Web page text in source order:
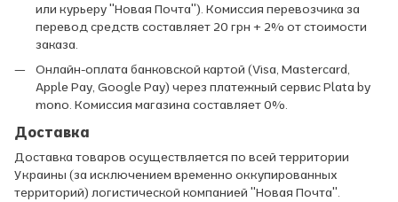
или курьеру "Новая Почта"). Комиссия перевозчика за
перевод средств составляет 20 грн + 2% от стоимости
заказа.
Онлайн-оплата банковской картой (Visa, Mastercard,
Apple Pay, Google Pay) через платежный сервис Plata by
mono. Комиссия магазина составляет 0%.
Доставка
Доставка товаров осуществляется по всей территории
Украины (за исключением временно оккупированных
территорий) логистической компанией "Новая Почта".